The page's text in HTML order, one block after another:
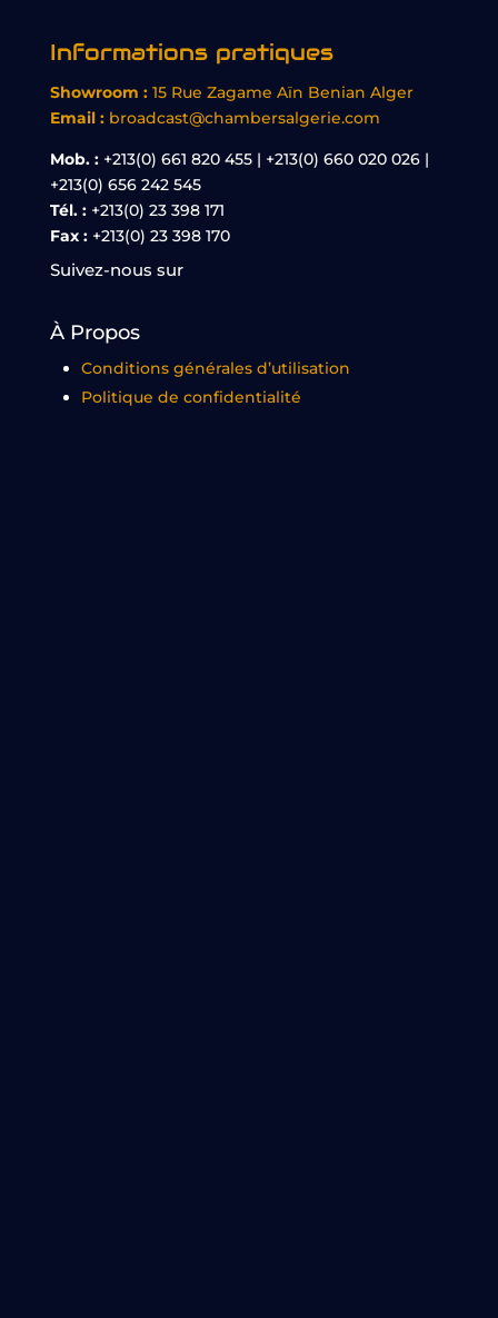
Informations pratiques
Showroom : 15 Rue Zagame Aïn Benian Alger
Email : broadcast@chambersalgerie.com
Mob. :+213(0) 661 820 455 | +213(0) 660 020 026 |
+213(0) 656 242 545
Tél. : +213(0) 23 398 171
Fax : +213(0) 23 398 170
Suivez-nous sur
À Propos
Conditions générales d’utilisation
Politique de confidentialité